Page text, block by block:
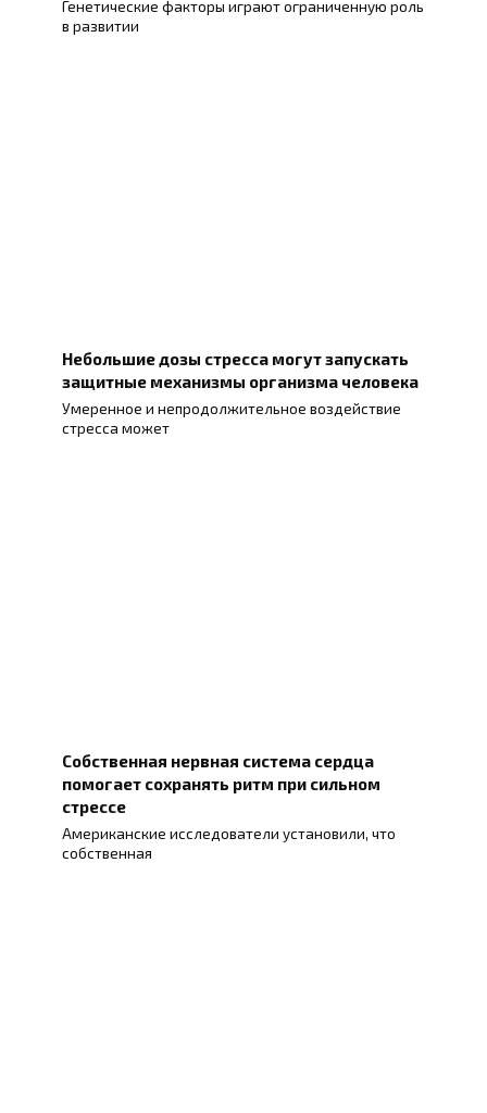
Генетические факторы играют ограниченную роль
в развитии
Небольшие дозы стресса могут запускать
защитные механизмы организма человека
Умеренное и непродолжительное воздействие
стресса может
Собственная нервная система сердца
помогает сохранять ритм при сильном
стрессе
Американские исследователи установили, что
собственная